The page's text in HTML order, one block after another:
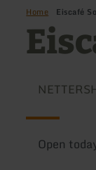
Home Eiscafé
Open